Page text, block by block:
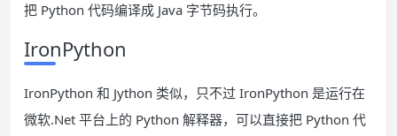
把 Python 代码编译成 Java 字节码执行。
IronPython
IronPython 和 Jython 类似，只不过 IronPython 是运行在
微软.Net 平台上的 Python 解释器，可以直接把 Python 代